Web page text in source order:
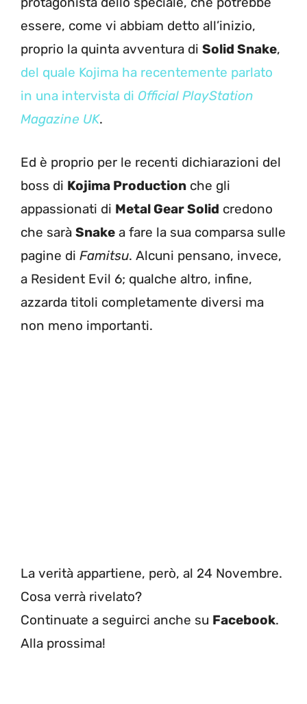
essere, come vi abbiam detto all’inizio,
proprio la quinta avventura di Solid Snake,
del quale Kojima ha recentemente parlato
in una intervista di Official PlayStation
Magazine UK.
Ed è proprio per le recenti dichiarazioni del
boss di Kojima Production che gli
appassionati di Metal Gear Solid credono
che sarà Snake a fare la sua comparsa sulle
pagine di Famitsu. Alcuni pensano, invece,
a Resident Evil 6; qualche altro, infine,
azzarda titoli completamente diversi ma
non meno importanti.
La verità appartiene, però, al 24 Novembre.
Cosa verrà rivelato?
Continuate a seguirci anche su Facebook.
Alla prossima!